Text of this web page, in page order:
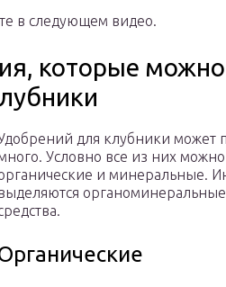
в следующем видео.
которые можно
для клубники может
Условно все из них
и минеральные.